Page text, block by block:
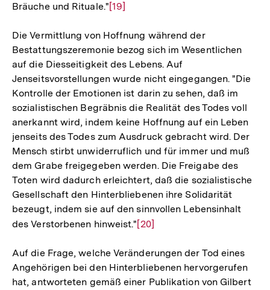
Bräuche und Rituale."Zur
der
Fußnote
[19]
Die Vermittlung von Hoffnung während der
Bestattungszeremonie bezog sich im Wesentlichen
auf die Diesseitigkeit des Lebens. Auf
Jenseitsvorstellungen wurde nicht eingegangen. "Die
Kontrolle der Emotionen ist darin zu sehen, daß im
sozialistischen Begräbnis die Realität des Todes voll
anerkannt wird, indem keine Hoffnung auf ein Leben
jenseits des Todes zum Ausdruck gebracht wird. Der
Mensch stirbt unwiderruflich und für immer und muß
dem Grabe freigegeben werden. Die Freigabe des
Toten wird dadurch erleichtert, daß die sozialistische
Gesellschaft den Hinterbliebenen ihre Solidarität
bezeugt, indem sie auf den sinnvollen Lebensinhalt
des Verstorbenen hinweist."Zur
der
Fußnote
[20]
Auf die Frage, welche Veränderungen der Tod eines
Angehörigen bei den Hinterbliebenen hervorgerufen
hat, antworteten gemäß einer Publikation von Gilbert